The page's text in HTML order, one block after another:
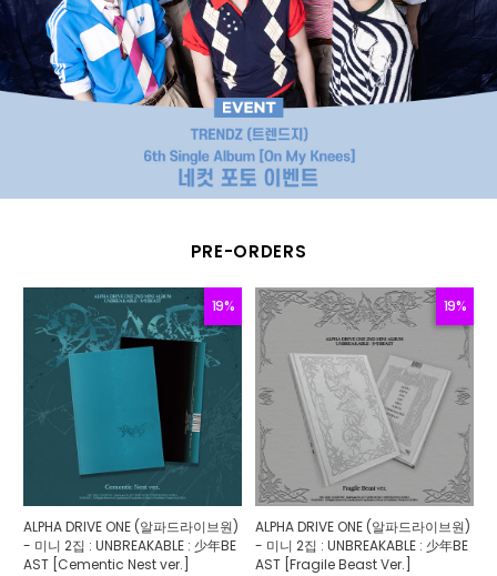
PRE-ORDERS
19%
ALPHA DRIVE ONE (알파드라이브원)
- 미니 2집 : UNBREAKABLE : 少年BE
AST [Cementic Nest ver.]
19%
ALPHA DRIVE ONE (알파드라이브원)
- 미니 2집 : UNBREAKABLE : 少年BE
AST [Fragile Beast Ver.]